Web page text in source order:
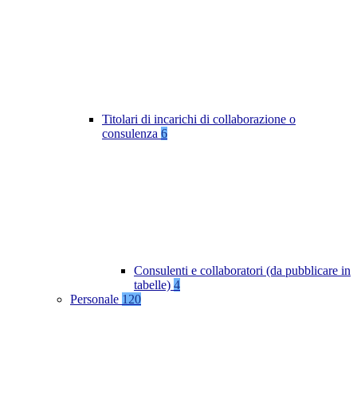
Titolari di incarichi di collaborazione o
consulenza 6
Consulenti e collaboratori (da pubblicare in
tabelle) 4
Personale 120